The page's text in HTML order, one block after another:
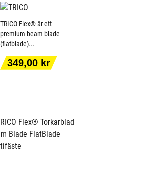
TRICO Flex® är ett
premium beam blade
(flatblade)...
Pris
349,00 kr
LÄGG TILL I
VARUKORGEN